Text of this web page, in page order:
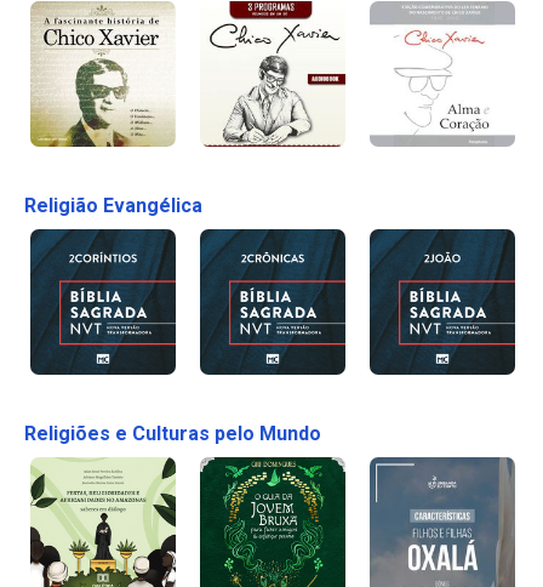
Religião Evangélica
Religiões e Culturas pelo Mundo